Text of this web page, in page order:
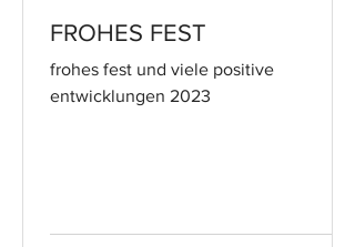
FROHES FEST
frohes fest und viele positive
entwicklungen 2023